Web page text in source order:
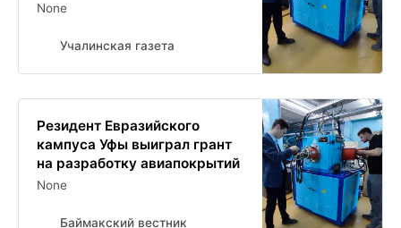
None
Учалинская газета
Резидент Евразийского
кампуса Уфы выиграл грант
на разработку авиапокрытий
None
Баймакский вестник